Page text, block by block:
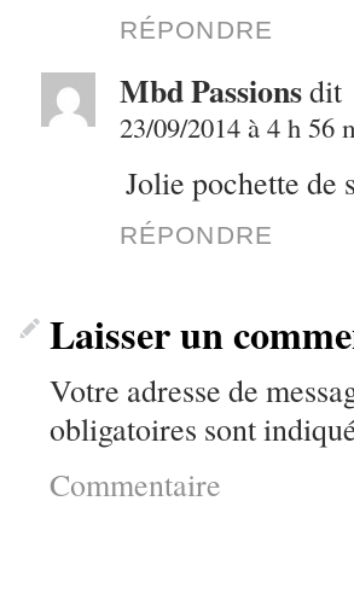
RÉPONDRE
Mbd Passionsdit
23/09/2014 à 4 h 56
Jolie pochette de
RÉPONDRE
Laisser un
Votre adresse de
obligatoires sont
Commentaire